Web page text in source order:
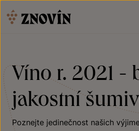
Víno r. 2021 -
jakostní
Poznejte jedinečnost našich